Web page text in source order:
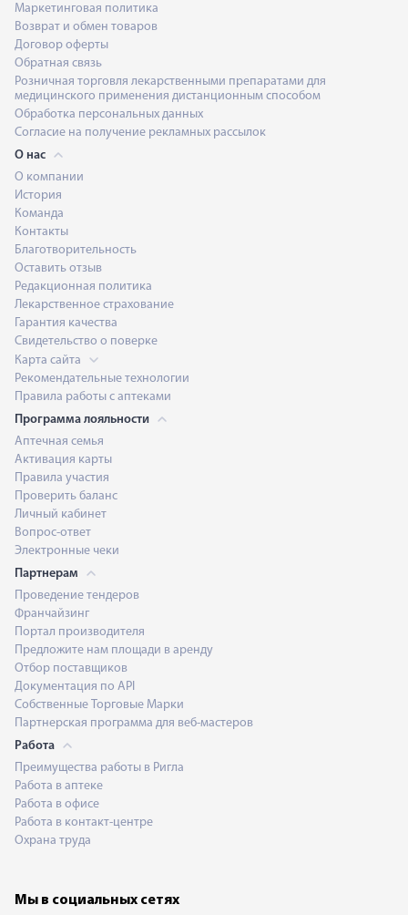
Маркетинговая политика
Возврат и обмен товаров
Договор оферты
Обратная связь
Розничная торговля лекарственными препаратами для
медицинского применения дистанционным способом
Обработка персональных данных
Согласие на получение рекламных рассылок
О нас
О компании
История
Команда
Контакты
Благотворительность
Оставить отзыв
Редакционная политика
Лекарственное страхование
Гарантия качества
Свидетельство о поверке
Карта сайта
Рекомендательные технологии
Правила работы с аптеками
Программа лояльности
Аптечная семья
Активация карты
Правила участия
Проверить баланс
Личный кабинет
Вопрос-ответ
Электронные чеки
Партнерам
Проведение тендеров
Франчайзинг
Портал производителя
Предложите нам площади в аренду
Отбор поставщиков
Документация по API
Собственные Торговые Марки
Партнерская программа для веб-мастеров
Работа
Преимущества работы в Ригла
Работа в аптеке
Работа в офисе
Работа в контакт-центре
Охрана труда
Мы в социальных сетях